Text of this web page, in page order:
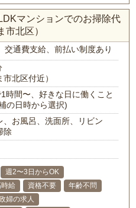
マンションでのお掃除代
北区）
、交通費支給、前払い制度あり
市北区付近）
時間〜、好きな日に働くこと
の日時から選択)
、お風呂、洗面所、リビン
除
週2〜3日からOK
時給 資格不要
年齢不問
婦の求人